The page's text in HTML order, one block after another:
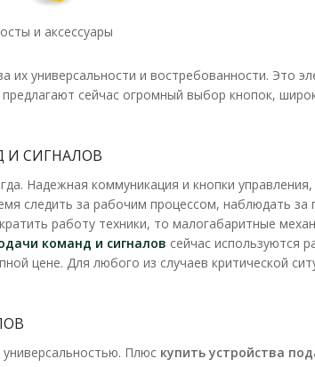
и аксессуары
их универсальности и востребованности. Это
сейчас огромный выбор кнопок,
И СИГНАЛОВ
Надежная коммуникация и кнопки
следить за рабочим процессом, наблюдать
работу техники, то малогабаритные
команд и сигналов сейчас используются
цене. Для любого из случаев критической
Плюс купить устройства